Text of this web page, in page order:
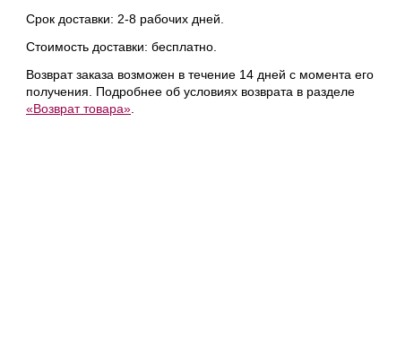
Срок доставки: 2-8 рабочих дней.
Стоимость доставки: бесплатно.
Возврат заказа возможен в течение 14 дней с момента его
получения. Подробнее об условиях возврата в разделе
«Возврат товара»